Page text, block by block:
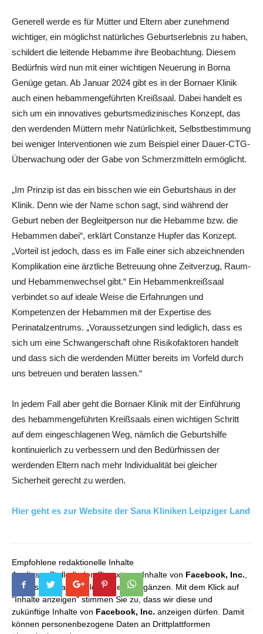
Generell werde es für Mütter und Eltern aber zunehmend
wichtiger, ein möglichst natürliches Geburtserlebnis zu haben,
schildert die leitende Hebamme ihre Beobachtung. Diesem
Bedürfnis wird nun mit einer wichtigen Neuerung in Borna
Genüge getan. Ab Januar 2024 gibt es in der Bornaer Klinik
auch einen hebammengeführten Kreißsaal. Dabei handelt es
sich um ein innovatives geburtsmedizinisches Konzept, das
den werdenden Müttern mehr Natürlichkeit, Selbstbestimmung
bei weniger Interventionen wie zum Beispiel einer Dauer-CTG-
Überwachung oder der Gabe von Schmerzmitteln ermöglicht.
„Im Prinzip ist das ein bisschen wie ein Geburtshaus in der
Klinik. Denn wie der Name schon sagt, sind während der
Geburt neben der Begleitperson nur die Hebamme bzw. die
Hebammen dabei“, erklärt Constanze Hupfer das Konzept.
„Vorteil ist jedoch, dass es im Falle einer sich abzeichnenden
Komplikation eine ärztliche Betreuung ohne Zeitverzug, Raum-
und Hebammenwechsel gibt.“ Ein Hebammenkreißsaal
verbindet so auf ideale Weise die Erfahrungen und
Kompetenzen der Hebammen mit der Expertise des
Perinatalzentrums. „Voraussetzungen sind lediglich, dass es
sich um eine Schwangerschaft ohne Risikofaktoren handelt
und dass sich die werdenden Mütter bereits im Vorfeld durch
uns betreuen und beraten lassen.“
In jedem Fall aber geht die Bornaer Klinik mit der Einführung
des hebammengeführten Kreißsaals einen wichtigen Schritt
auf dem eingeschlagenen Weg, nämlich die Geburtshilfe
kontinuierlich zu verbessern und den Bedürfnissen der
werdenden Eltern nach mehr Individualität bei gleicher
Sicherheit gerecht zu werden.
Hier geht es zur Website der Sana Kliniken Leipziger Land
Empfohlene redaktionelle Inhalte
An dieser Stelle finden Sie externe Inhalte von Facebook, Inc.
die unser redaktionelles Angebot ergänzen. Mit dem Klick auf
"Inhalte anzeigen" stimmen Sie zu, dass wir diese und
zukünftige Inhalte von Facebook, Inc. anzeigen dürfen. Damit
können personenbezogene Daten an Drittplattformen